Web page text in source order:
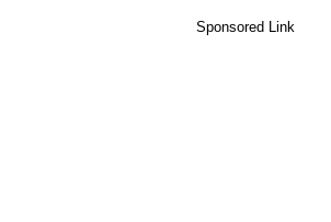
Sponsored Link